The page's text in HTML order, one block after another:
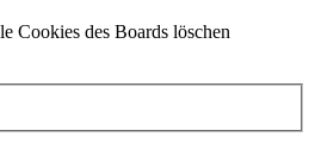
Cookies des Boards löschen